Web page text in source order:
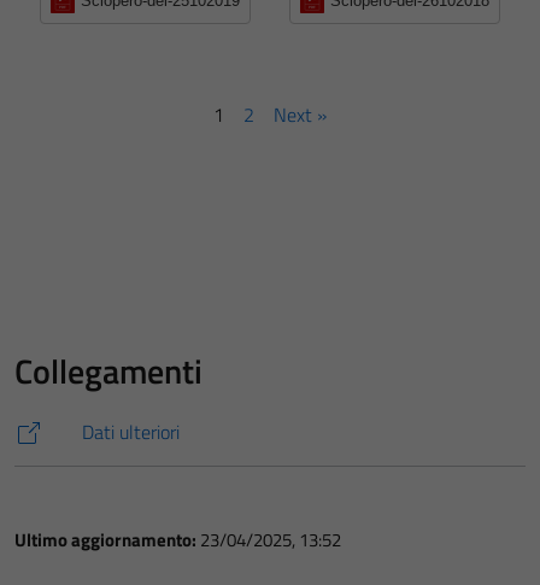
1 2 Next »
Collegamenti
Dati ulteriori
Ultimo aggiornamento: 23/04/2025, 13:52